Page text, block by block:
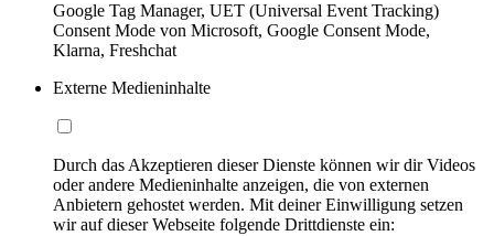
Google Tag Manager, UET (Universal Event Tracking)
Consent Mode von Microsoft, Google Consent Mode,
Klarna, Freshchat
Externe Medieninhalte
Durch das Akzeptieren dieser Dienste können wir dir Videos
oder andere Medieninhalte anzeigen, die von externen
Anbietern gehostet werden. Mit deiner Einwilligung setzen
wir auf dieser Webseite folgende Drittdienste ein: